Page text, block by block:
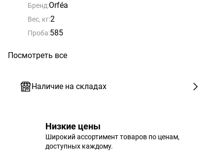
Бренд:Orféa
Вес, кг:2
Проба:585
Посмотреть все
Наличие на складах
Низкие цены
Широкий ассортимент товаров по ценам,
доступных каждому.